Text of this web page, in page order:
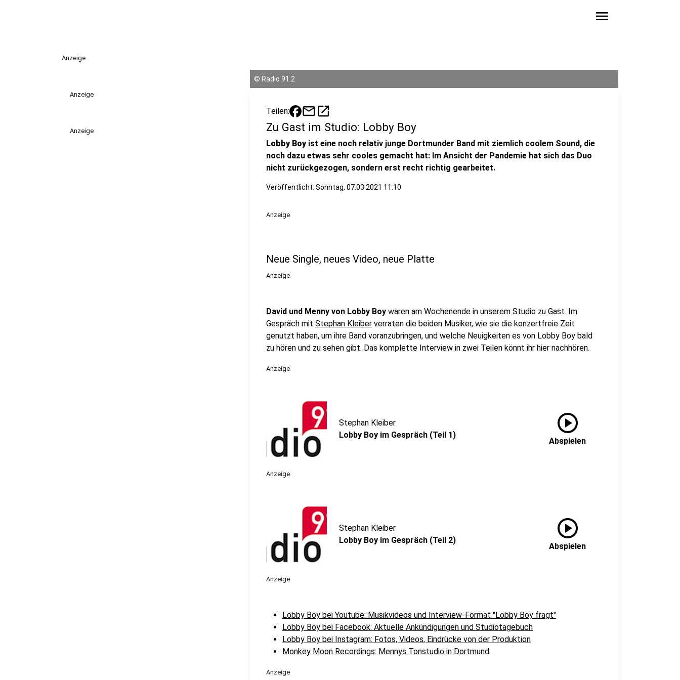
menu
Anzeige
Anzeige
Anzeige
© Radio 91.2
Teilen: mailopen_in_new
Zu Gast im Studio: Lobby Boy
Lobby Boyist eine noch relativ junge Dortmunder Band mit ziemlich coolem Sound, die
noch dazu etwas sehr cooles gemacht hat: Im Ansicht der Pandemie hat sich das Duo
nicht zurückgezogen, sondern erst recht richtig gearbeitet.
Veröffentlicht: Sonntag, 07.03.2021 11:10
Anzeige
Neue Single, neues Video, neue Platte
Anzeige
David und Menny von Lobby Boy waren am Wochenende in unserem Studio zu Gast. Im
Gespräch mit Stephan Kleiber verraten die beiden Musiker, wie sie die konzertfreie Zeit
genutzt haben, um ihre Band voranzubringen, und welche Neuigkeiten es von Lobby Boy bald
zu hören und zu sehen gibt. Das komplette Interview in zwei Teilen könnt ihr hier nachhören.
Anzeige
Stephan Kleiber
Lobby Boy im Gespräch (Teil 1)
play_circle
Abspielen
Anzeige
Stephan Kleiber
Lobby Boy im Gespräch (Teil 2)
play_circle
Abspielen
Anzeige
Lobby Boy bei Youtube: Musikvideos und Interview-Format "Lobby Boy fragt"
Lobby Boy bei Facebook: Aktuelle Ankündigungen und Studiotagebuch
Lobby Boy bei Instagram: Fotos, Videos, Eindrücke von der Produktion
Monkey Moon Recordings: Mennys Tonstudio in Dortmund
Anzeige